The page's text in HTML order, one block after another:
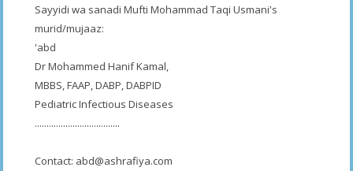
Sayyidi wa sanadi Mufti Mohammad Taqi Usmani's
murid/mujaaz:
'abd
Dr Mohammed Hanif Kamal,
MBBS, FAAP, DABP, DABPID
Pediatric Infectious Diseases
....................................
Contact: abd@ashrafiya.com